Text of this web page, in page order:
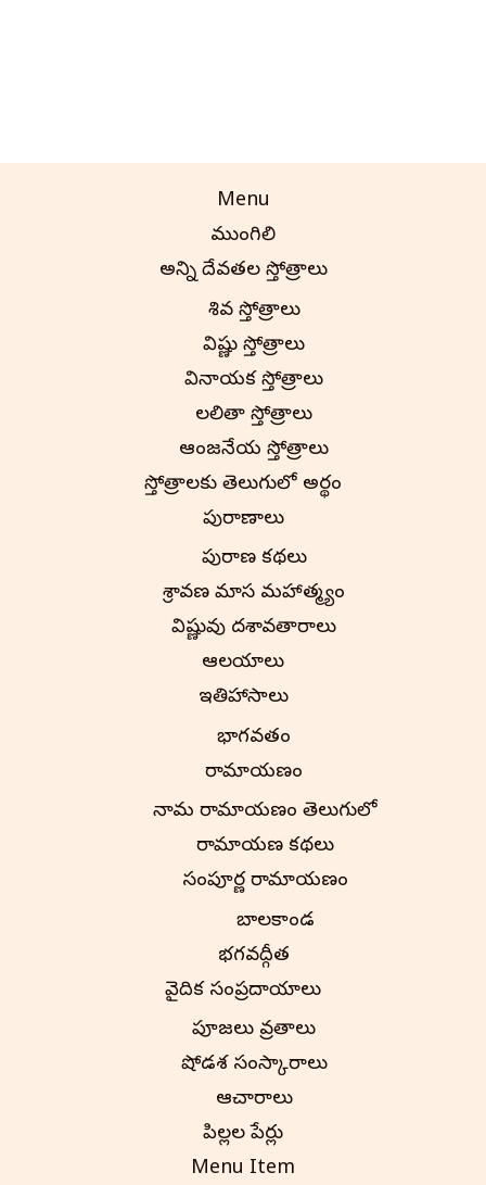
Menu
ముంగిలి
అన్ని దేవతల స్తోత్రాలు
శివ స్తోత్రాలు
విష్ణు స్తోత్రాలు
వినాయక స్తోత్రాలు
లలితా స్తోత్రాలు
ఆంజనేయ స్తోత్రాలు
స్తోత్రాలకు తెలుగులో అర్థం
పురాణాలు
పురాణ కథలు
శ్రావణ మాస మహాత్మ్యం
విష్ణువు దశావతారాలు
ఆలయాలు
ఇతిహాసాలు
భాగవతం
రామాయణం
నామ రామాయణం తెలుగులో
రామాయణ కథలు
సంపూర్ణ రామాయణం
బాలకాండ
భగవద్గీత
వైదిక సంప్రదాయాలు
పూజలు వ్రతాలు
షోడశ సంస్కారాలు
ఆచారాలు
పిల్లల పేర్లు
Menu Item